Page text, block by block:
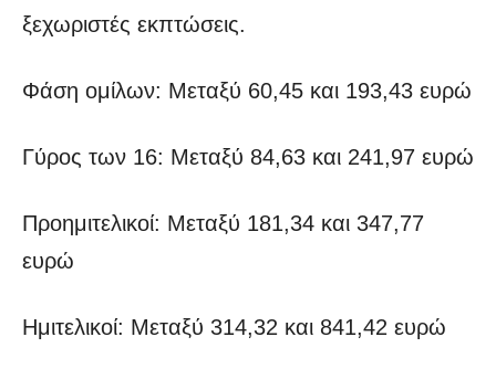
ξεχωριστές εκπτώσεις.
Φάση ομίλων: Μεταξύ 60,45 και 193,43 ευρώ
Γύρος των 16: Μεταξύ 84,63 και 241,97 ευρώ
Προημιτελικοί: Μεταξύ 181,34 και 347,77
ευρώ
Ημιτελικοί: Μεταξύ 314,32 και 841,42 ευρώ